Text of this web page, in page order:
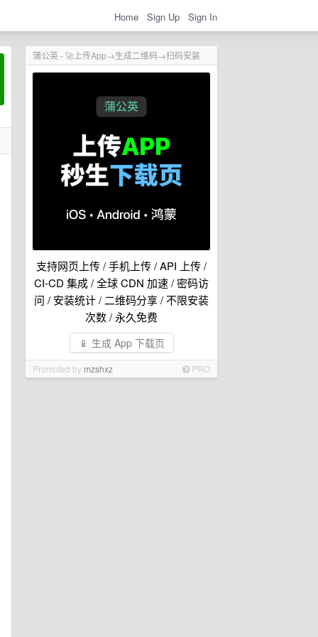
Home Sign Up Sign In
蒲公英 - 🚀上传App→生成二维码→扫码安装
支持网页上传 / 手机上传 / API 上传 /
CI-CD 集成 / 全球 CDN 加速 / 密码访
问 / 安装统计 / 二维码分享 / 不限安装
次数 / 永久免费
📱 生成 App 下载页
Promoted by mzshxz PRO